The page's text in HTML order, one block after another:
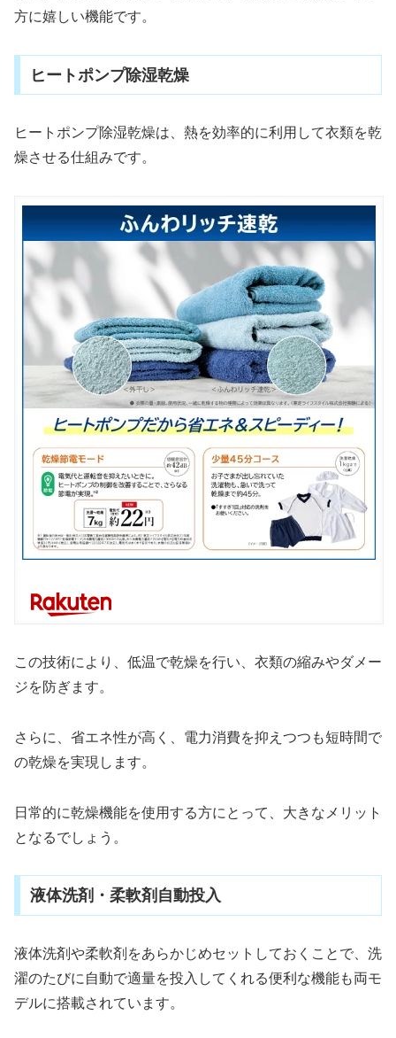
方に嬉しい機能です。
ヒートポンプ除湿乾燥
ヒートポンプ除湿乾燥は、熱を効率的に利用して衣類を乾
燥させる仕組みです。
この技術により、低温で乾燥を行い、衣類の縮みやダメー
ジを防ぎます。
さらに、省エネ性が高く、電力消費を抑えつつも短時間で
の乾燥を実現します。
日常的に乾燥機能を使用する方にとって、大きなメリット
となるでしょう。
液体洗剤・柔軟剤自動投入
液体洗剤や柔軟剤をあらかじめセットしておくことで、洗
濯のたびに自動で適量を投入してくれる便利な機能も両モ
デルに搭載されています。